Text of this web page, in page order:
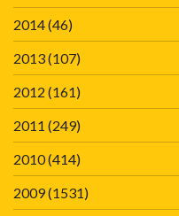
2014(46)
2013(107)
2012 (161)
2011 (249)
2010(414)
2009(1531)